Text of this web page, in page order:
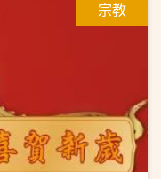
宗教